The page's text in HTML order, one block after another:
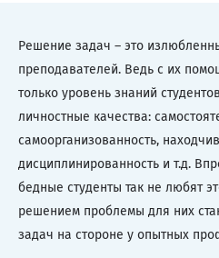
Решение задач – это
преподавателей. Ведь с их
только уровень знаний
личностные качества:
самоорганизованность,
дисциплинированность и т.д.
бедные студенты так не любят
решением проблемы для них
задач на стороне у опытных